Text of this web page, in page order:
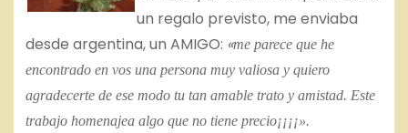
un regalo previsto, me enviaba
desde argentina, un AMIGO: «me parece que he
encontrado en vos una persona muy valiosa y quiero
agradecerte de ese modo tu tan amable trato y amistad. Este
trabajo homenajea algo que no tiene precio¡¡¡¡».